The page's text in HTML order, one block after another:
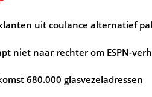
uit coulance alternatief
niet naar rechter om ESPN-
680.000 glasvezeladressen